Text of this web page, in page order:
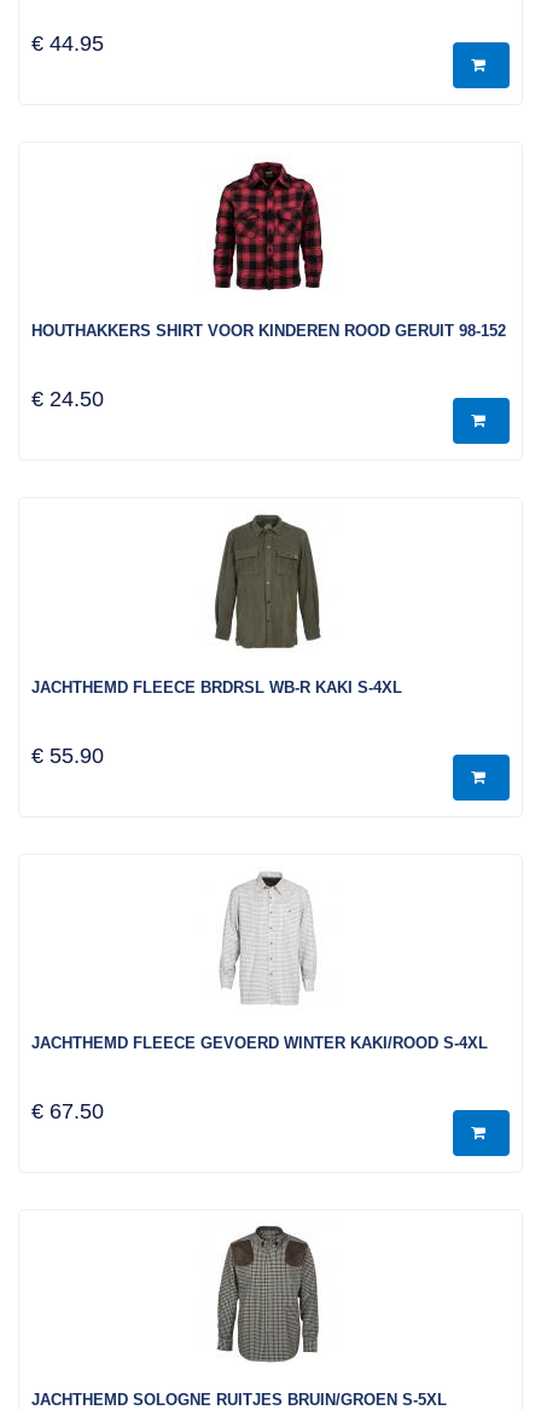
€ 44.95
HOUTHAKKERS SHIRT VOOR KINDEREN ROOD GERUIT 98-152
€ 24.50
JACHTHEMD FLEECE BRDRSL WB-R KAKI S-4XL
€ 55.90
JACHTHEMD FLEECE GEVOERD WINTER KAKI/ROOD S-4XL
€ 67.50
JACHTHEMD SOLOGNE RUITJES BRUIN/GROEN S-5XL